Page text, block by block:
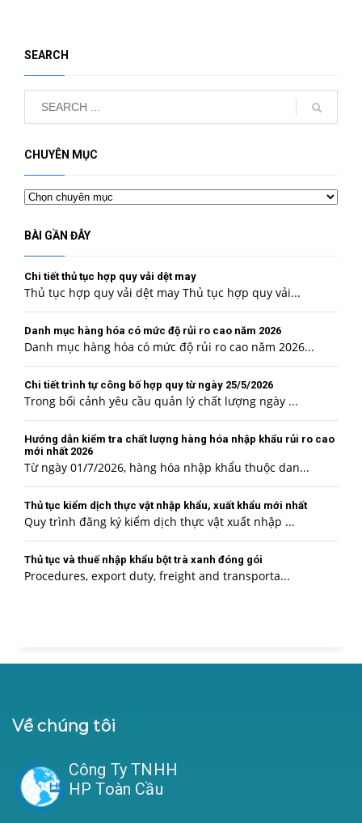
SEARCH
CHUYÊN MỤC
Chuyên
mục
BÀI GẦN ĐÂY
Chi tiết thủ tục hợp quy vải dệt may
Thủ tục hợp quy vải dệt may Thủ tục hợp quy vải...
Danh mục hàng hóa có mức độ rủi ro cao năm 2026
Danh mục hàng hóa có mức độ rủi ro cao năm 2026...
Chi tiết trình tự công bố hợp quy từ ngày 25/5/2026
Trong bối cảnh yêu cầu quản lý chất lượng ngày ...
Hướng dẫn kiểm tra chất lượng hàng hóa nhập khẩu rủi ro cao
mới nhất 2026
Từ ngày 01/7/2026, hàng hóa nhập khẩu thuộc dan...
Thủ tục kiểm dịch thực vật nhập khẩu, xuất khẩu mới nhất
Quy trình đăng ký kiểm dịch thực vật xuất nhập ...
Thủ tục và thuế nhập khẩu bột trà xanh đóng gói
Procedures, export duty, freight and transporta...
Về chúng tôi
Công Ty TNHH
HP Toàn Cầu